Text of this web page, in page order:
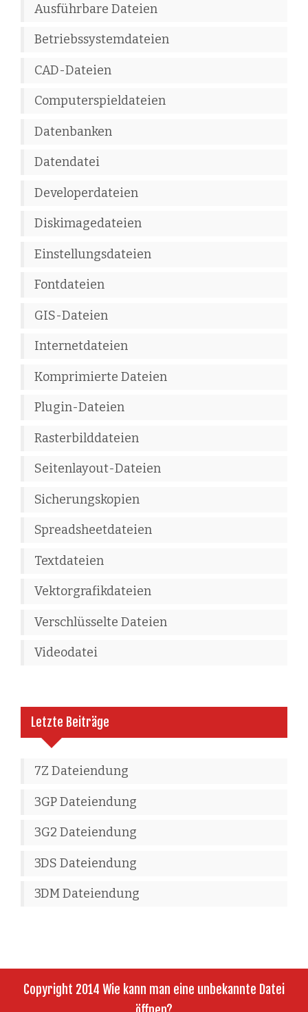
Ausführbare Dateien
Betriebssystemdateien
CAD-Dateien
Computerspieldateien
Datenbanken
Datendatei
Developerdateien
Diskimagedateien
Einstellungsdateien
Fontdateien
GIS-Dateien
Internetdateien
Komprimierte Dateien
Plugin-Dateien
Rasterbilddateien
Seitenlayout-Dateien
Sicherungskopien
Spreadsheetdateien
Textdateien
Vektorgrafikdateien
Verschlüsselte Dateien
Videodatei
Letzte Beiträge
7Z Dateiendung
3GP Dateiendung
3G2 Dateiendung
3DS Dateiendung
3DM Dateiendung
Copyright 2014 Wie kann man eine unbekannte Datei